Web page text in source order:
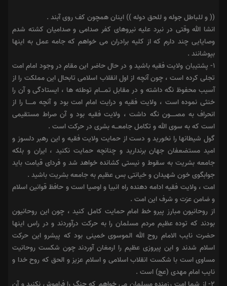
(( و للباطل جوله و للحق دوله ))‎ ‏اینان همچون کف روى آبند .
انشا الله وقتى در نبرد علیه نیروهاى کفر صدامى و صدامیان کشته شدم
وصایایى چند دارم که از کلیه برادران مى خواهم که جامه عمل به اینها
بپوشانند .
۱- پشتیبان ولایت فقیه باشید و در حال حاضر این مقام در وجود امام امت
تجلى کرده است ، چون آنچه از اول انقلاب اسلامى تابحال این مملکت را از
آسیب محفوظ نگه داشته و در مقابل تمــــام توطئه ها ، ایستادگى و آن را
خنثى نموده است ، ولایت فقیه و درایت امام امت بود و آنچه مـــــا را از
انحراف به مصـــــون نگه داشت ، ولایت فقیه بود و آن صراط مستقیمى
است که به سوى الله و تکامل جامعـــه بشرى در حرکت است .
گول شیطانها را نخورید و دست از حمایت ولایت فقیه و این رهبر دلسوز و
امید مستضعفان جهان برندارید و چنانچه حمایت نکنید ، ایران و بلکه
جامعه بشریت به سقوط و نیستى کشانده خواهد شد و فرداى قیامت باید
جوابگوى خون شهیدان و خیانتى بس عظیم به جامعه بشریت باشید .
امت ، ولایت فقیه ادامه دهنده راه انبیا و اوصیا است و حافظ قوانین اسلام
و ضامن عزت و شرف این امت .
از روحانیون مبارز پیرو خط امام حمایت کامل کنید ، چون این روحانیون
بودند که توده عظیم مردم مسلمان را به حرکت درآوردند و در راس اینها
حضرت نایب الامام روح الله الموسوى خمینى بود که پیشرو این حرکت
اسلام شدند و این پیروزى عظیم را ارمغان آوردند چون شکست روحانیت
مساوى است با شکست انقلاب اسلامى و اسلام عزیز و الحق که روح خدا و
نایب امام مهدى (عج) است .